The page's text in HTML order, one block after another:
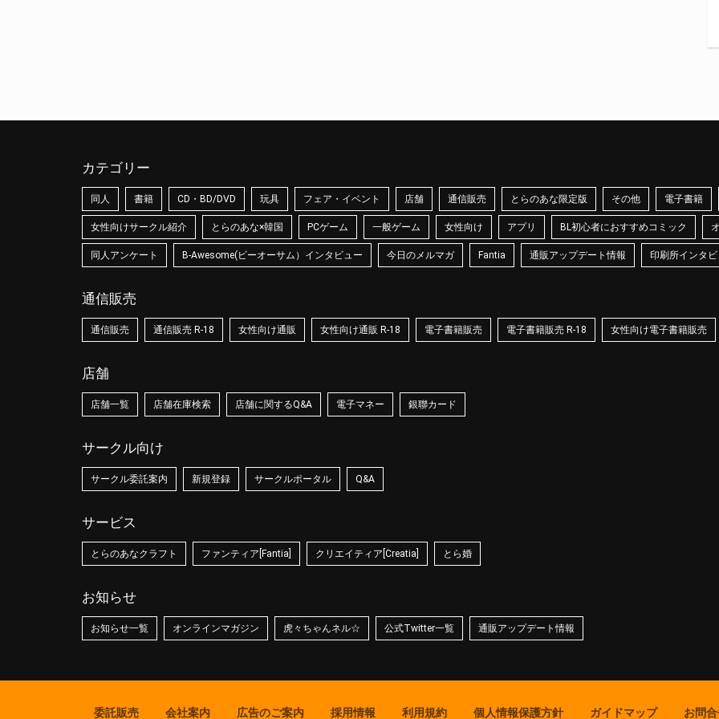
カテゴリー
同人 書籍 CD・BD/DVD 玩具 フェア・イベント 店舗 通信販売 とらのあな限定版 その他 電子書籍
女性向けサークル紹介 とらのあな×韓国 PCゲーム 一般ゲーム 女性向け アプリ BL初心者におすすめコミック
同人アンケート B-Awesome(ビーオーサム）インタビュー 今日のメルマガ Fantia 通販アップデート情報 印刷所インタ
通信販売
通信販売 通信販売 R-18 女性向け通販 女性向け通販 R-18 電子書籍販売 電子書籍販売 R-18 女性向け電子書籍販売
店舗
店舗一覧 店舗在庫検索 店舗に関するQ&A 電子マネー 銀聯カード
サークル向け
サークル委託案内 新規登録 サークルポータル Q&A
サービス
とらのあなクラフト ファンティア[Fantia] クリエイティア[Creatia] とら婚
お知らせ
お知らせ一覧 オンラインマガジン 虎々ちゃんネル☆ 公式Twitter一覧 通販アップデート情報
委託販売 会社案内 広告のご案内 採用情報 利用規約 個人情報保護方針 ガイドマップ お問